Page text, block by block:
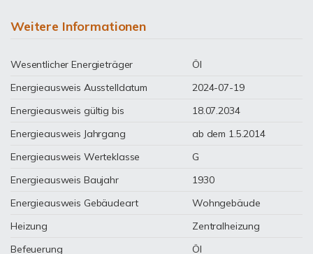
Weitere Informationen
Wesentlicher Energieträger
Öl
Energieausweis Ausstelldatum
2024-07-19
Energieausweis gültig bis
18.07.2034
Energieausweis Jahrgang
ab dem 1.5.2014
Energieausweis Werteklasse
G
Energieausweis Baujahr
1930
Energieausweis Gebäudeart
Wohngebäude
Heizung
Zentralheizung
Befeuerung
Öl